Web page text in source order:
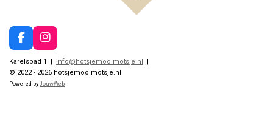
F
a
c
e
b
I
n
s
t
a
Karelspad 1 | info@hotsjemooimotsje.nl |
© 2022 - 2026 hotsjemooimotsje.nl
Powered by JouwWeb